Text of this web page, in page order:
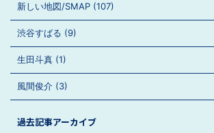
新しい地図/SMAP (107)
渋谷すばる (9)
生田斗真 (1)
風間俊介 (3)
過去記事アーカイブ